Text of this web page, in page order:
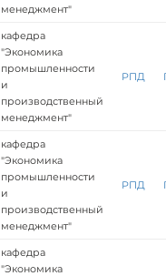
менеджмент"
кафедра
"Экономика
промышленности
и
производственный
менеджмент"
РПД
кафедра
"Экономика
промышленности
и
производственный
менеджмент"
РПД
кафедра
"Экономика